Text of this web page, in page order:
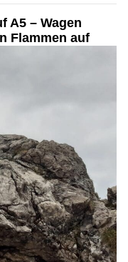
A5 – Wagen
Flammen auf